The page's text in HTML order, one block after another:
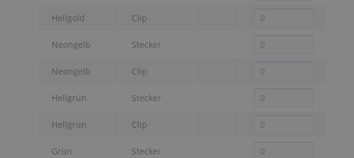
Hellgold Clip
Neongelb Stecker
Neongelb Clip
Hellgrün Stecker
Hellgrün Clip
Grün Stecker